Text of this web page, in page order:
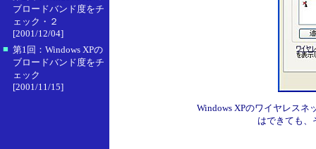
ブロードバンド度をチ
ェック・２
[2001/12/04]
■ 第1回：Windows XPの
ブロードバンド度をチ
ェック
[2001/11/15]
Windows XPのワイヤレス
はできても、